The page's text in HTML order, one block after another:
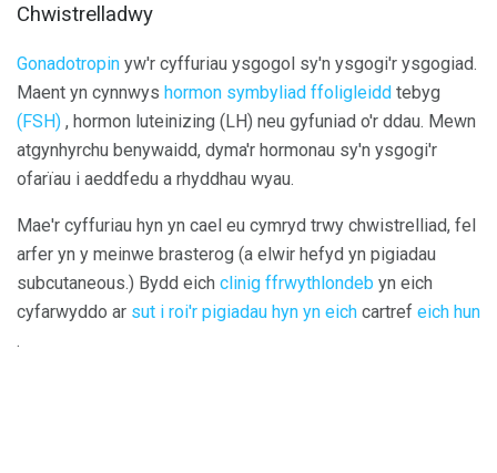
Chwistrelladwy
Gonadotropin yw'r cyffuriau ysgogol sy'n ysgogi'r ysgogiad.
Maent yn cynnwys hormon symbyliad ffoligleidd tebyg
(FSH) , hormon luteinizing (LH) neu gyfuniad o'r ddau. Mewn
atgynhyrchu benywaidd, dyma'r hormonau sy'n ysgogi'r
ofarïau i aeddfedu a rhyddhau wyau.
Mae'r cyffuriau hyn yn cael eu cymryd trwy chwistrelliad, fel
arfer yn y meinwe brasterog (a elwir hefyd yn pigiadau
subcutaneous.) Bydd eich clinig ffrwythlondeb yn eich
cyfarwyddo ar sut i roi'r pigiadau hyn yn eich cartref eich hun
.